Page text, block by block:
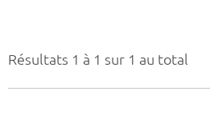
Résultats 1 à 1 sur 1 au total